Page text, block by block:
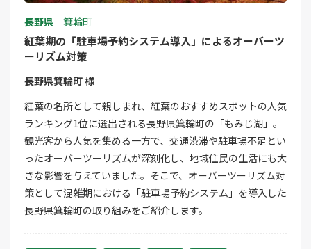
長野県 箕輪町
紅葉期の「駐車場予約システム導入」によるオーバーツ
ーリズム対策
長野県箕輪町 様
紅葉の名所として親しまれ、紅葉のおすすめスポットの人気
ランキング1位に選出される長野県箕輪町の「もみじ湖」。
観光客から人気を集める一方で、交通渋滞や駐車場不足とい
ったオーバーツーリズムが深刻化し、地域住民の生活にも大
きな影響を与えていました。そこで、オーバーツーリズム対
策として混雑期における「駐車場予約システム」を導入した
長野県箕輪町の取り組みをご紹介します。